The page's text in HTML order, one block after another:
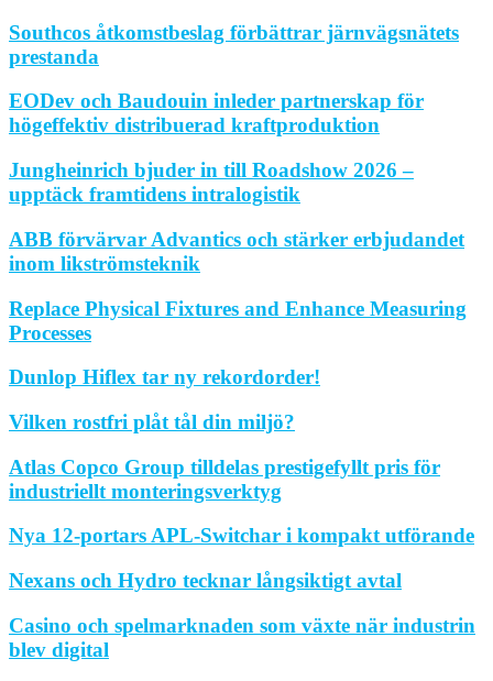
Southcos åtkomstbeslag förbättrar järnvägsnätets
prestanda
EODev och Baudouin inleder partnerskap för
högeffektiv distribuerad kraftproduktion
Jungheinrich bjuder in till Roadshow 2026 –
upptäck framtidens intralogistik
ABB förvärvar Advantics och stärker erbjudandet
inom likströmsteknik
Replace Physical Fixtures and Enhance Measuring
Processes
Dunlop Hiflex tar ny rekordorder!
Vilken rostfri plåt tål din miljö?
Atlas Copco Group tilldelas prestigefyllt pris för
industriellt monteringsverktyg
Nya 12-portars APL-Switchar i kompakt utförande
Nexans och Hydro tecknar långsiktigt avtal
Casino och spelmarknaden som växte när industrin
blev digital